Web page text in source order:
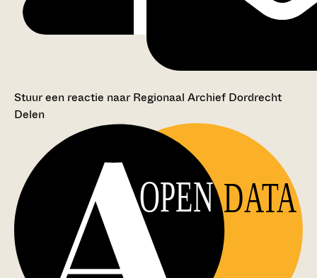
Stuur een reactie naar Regionaal Archief Dordrecht
Delen
OPEN DATA